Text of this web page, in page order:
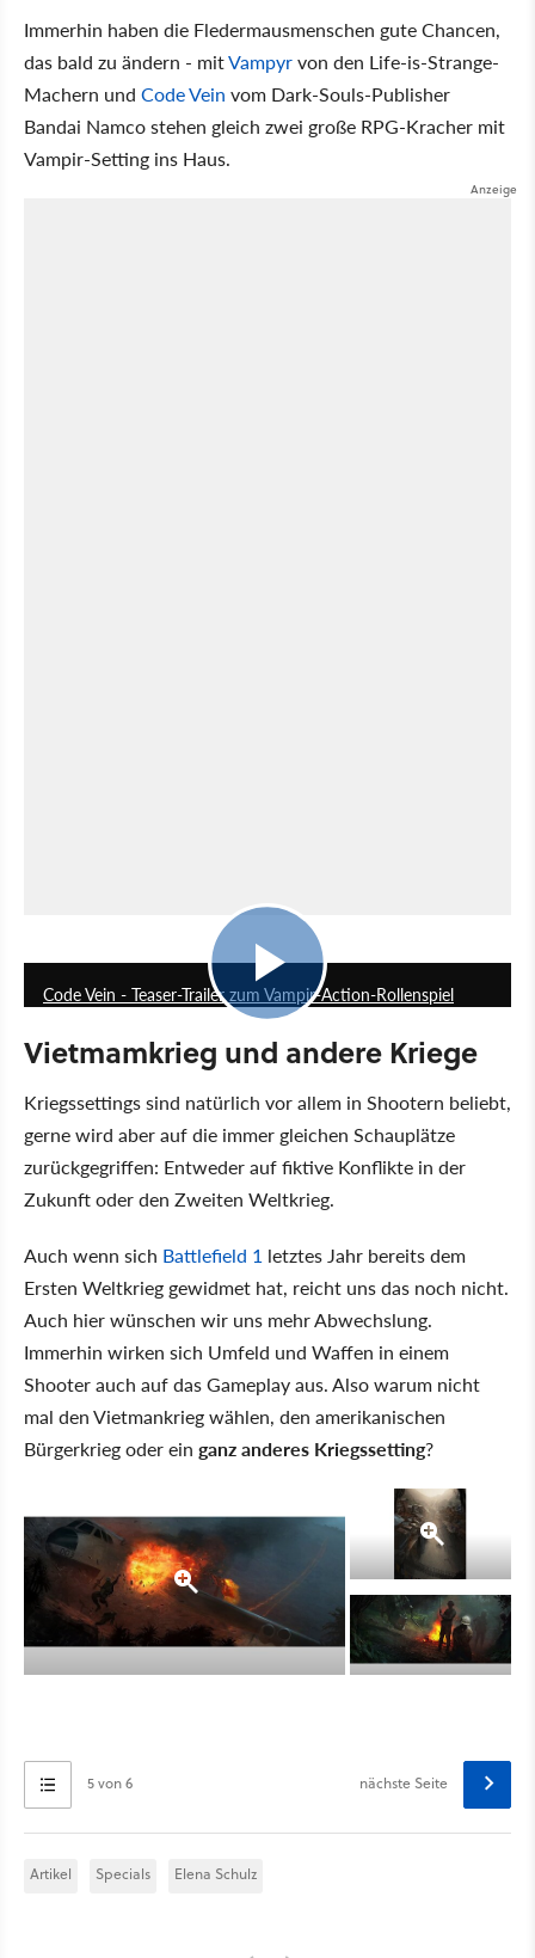
Immerhin haben die Fledermausmenschen gute Chancen,
das bald zu ändern - mitVampyrvon den Life-is-Strange-
Machern und Code Vein vom Dark-Souls-Publisher
Bandai Namco stehen gleich zwei große RPG-Kracher mit
Vampir-Setting ins Haus.
Code Vein - Teaser-Trailer zum Vampir-Action-Rollenspiel
Vietmamkrieg und andere Kriege
Kriegssettings sind natürlich vor allem in Shootern beliebt,
gerne wird aber auf die immer gleichen Schauplätze
zurückgegriffen: Entweder auf fiktive Konflikte in der
Zukunft oder den Zweiten Weltkrieg.
Auch wenn sich Battlefield 1 letztes Jahr bereits dem
Ersten Weltkrieg gewidmet hat, reicht uns das noch nicht.
Auch hier wünschen wir uns mehr Abwechslung.
Immerhin wirken sich Umfeld und Waffen in einem
Shooter auch auf das Gameplay aus. Also warum nicht
mal den Vietmankrieg wählen, den amerikanischen
Bürgerkrieg oder ein ganz anderes Kriegssetting?
5 von 6 nächste Seite
Artikel Specials Elena Schulz